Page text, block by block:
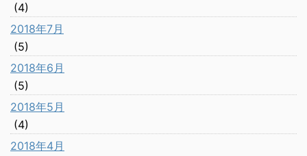
(4)
2018年7月
(5)
2018年6月
(5)
2018年5月
(4)
2018年4月